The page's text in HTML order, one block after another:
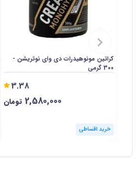
کراتین مونوهیدرات دی وای نوتریشن -
300 گرمی
3.38
2,580,000 تومان
خرید اقساطی